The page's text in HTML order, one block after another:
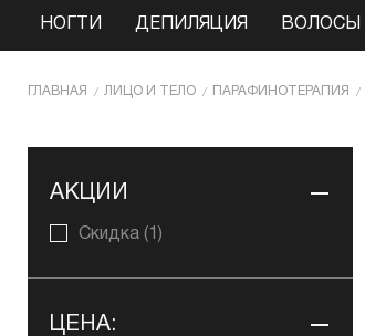
НОГТИ ДЕПИЛЯЦИЯ ВОЛОСЫ
ГЛАВНАЯ ЛИЦО И ТЕЛО ПАРАФИНОТЕРАПИЯ
АКЦИИ
Скидка (1)
ЦЕНА: